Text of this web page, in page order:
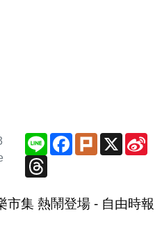
Line Facebook
Plurk X
市集 熱鬧登場 - 自由時報